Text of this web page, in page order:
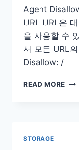
Agent
URL URL은
을 사용할 수
서 모든 URL
Disallow: /
READ MORE
STORAGE